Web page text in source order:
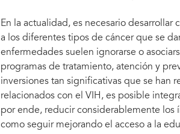
En la actualidad, es necesario desarrollar
a los diferentes tipos de cáncer que se
enfermedades suelen ignorarse o
programas de tratamiento, atención y
inversiones tan significativas que se han
relacionados con el VIH, es posible
por ende, reducir considerablemente los
como seguir mejorando el acceso a la